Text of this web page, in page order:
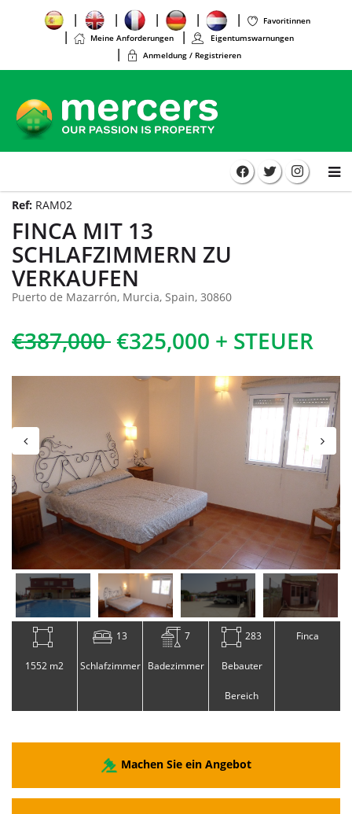
Favoritinnen
Meine Anforderungen
Eigentumswarnungen
Anmeldung / Registrieren
Ref: RAM02
FINCA MIT 13
SCHLAFZIMMERN ZU
VERKAUFEN
Puerto de Mazarrón, Murcia, Spain, 30860
€387,000€325,000 + STEUER
1552 m2
13
Schlafzimmer
7
Badezimmer
283
Bebauter
Bereich
Finca
Machen Sie ein Angebot